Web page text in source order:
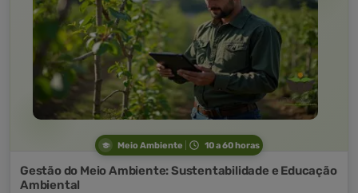
Meio Ambiente 10 a 60 horas
Gestão do Meio Ambiente: Sustentabilidade e Educação
Ambiental